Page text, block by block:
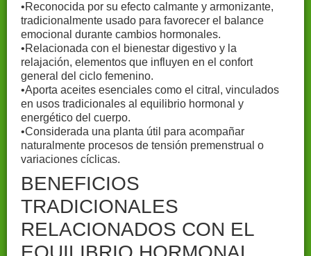
•Reconocida por su efecto calmante y armonizante,
tradicionalmente usado para favorecer el balance
emocional durante cambios hormonales.
•Relacionada con el bienestar digestivo y la
relajación, elementos que influyen en el confort
general del ciclo femenino.
•Aporta aceites esenciales como el citral, vinculados
en usos tradicionales al equilibrio hormonal y
energético del cuerpo.
•Considerada una planta útil para acompañar
naturalmente procesos de tensión premenstrual o
variaciones cíclicas.
BENEFICIOS
TRADICIONALES
RELACIONADOS CON EL